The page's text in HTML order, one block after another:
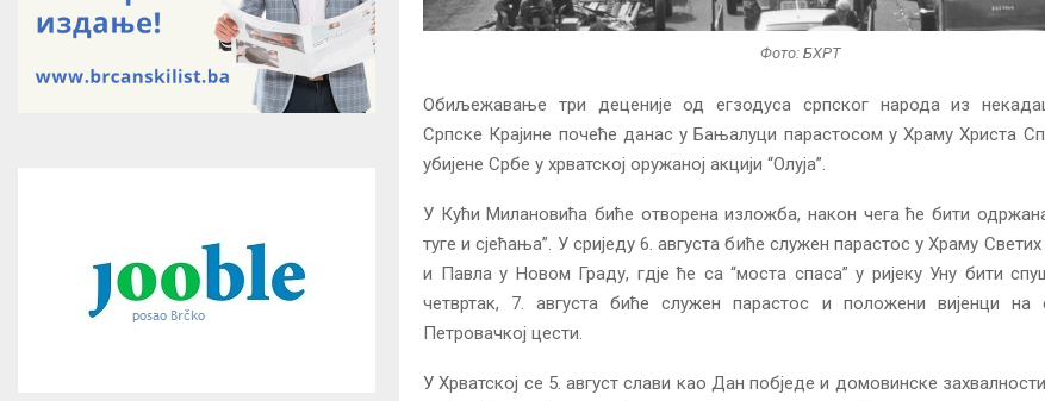
Фото: БХРТ
Обиљежавање три деценије од егзодуса српског народа из
Српске Крајине почеће данас у Бањалуци парастосом у Храму Христа
убијене Србе у хрватској оружаној акцији “Олуја”.
У Кући Милановића биће отворена изложба, након чега ће бити
туге и сјећања”. У сриједу 6. августа биће служен парастос у Храму
и Павла у Новом Граду, гдје ће са “моста спаса” у ријеку Уну бити
четвртак, 7. августа биће служен парастос и положени вијенци на
Петровачкој цести.
У Хрватској се 5. август слави као Дан побједе и домовинске